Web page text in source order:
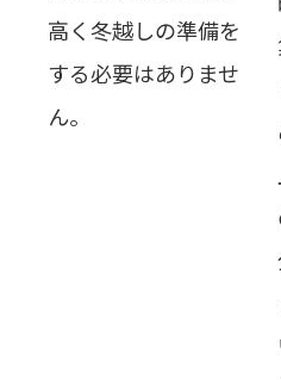
高く冬越しの準備を
する必要はありませ
ん。